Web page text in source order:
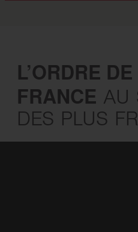
L’ORDRE
FRANCE AU
DES PLUS